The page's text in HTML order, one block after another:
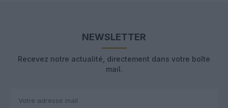
NEWSLETTER
Recevez notre actualité, directement dans votre boîte
mail.